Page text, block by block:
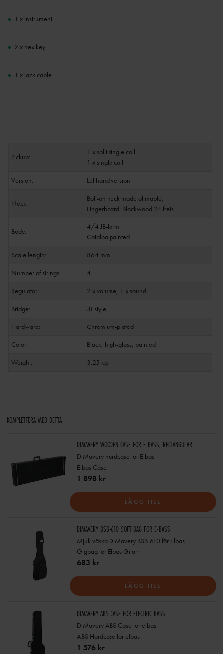
1 x instrument
2 x hex key
1 x jack cable
Pickup:
1 x split single coil
1 x single coil
Version:
Lefthand version
Neck:
Bolt-on neck made of maple,
Fingerboard: Blackwood 24 frets
Body:
4/4 JB-form
Catalpa painted
Scale length:
864 mm
Number of strings:
4
Regulator:
2 x volume, 1 x sound
Bridge:
JB-style
Hardware:
Chromium-plated
Color:
Black, high-gloss, painted
Weight:
3.25 kg
KOMPLETTERA MED DETTA
DIMAVERY WOODEN CASE FOR E-BASS, RECTANGULAR
DiMavery hardcase för Elbas
Elbas Case
1 898 kr
LÄGG TILL
DIMAVERY BSB-610 SOFT BAG FOR E-BASS
Mjuk väska DiMavery BSB-610 för Elbas
Gigbag för Elbas Gitarr
683 kr
LÄGG TILL
DIMAVERY ABS CASE FOR ELECTRIC-BASS
DiMavery ABS Case för elbas
ABS Hardcase för elbas
1 576 kr